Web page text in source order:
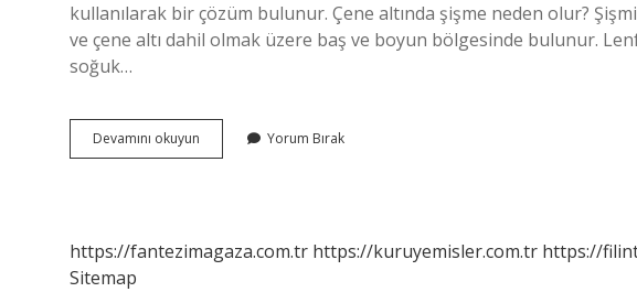
kullanılarak bir çözüm bulunur. Çene altında şişme neden olur?
ve çene altı dahil olmak üzere baş ve boyun bölgesinde bulunur.
soğuk…
Devamını okuyun
Çene
Yorum Bırak
https://fantezimagaza.com.tr https://kuruyemisler.com.tr https://
Sitemap